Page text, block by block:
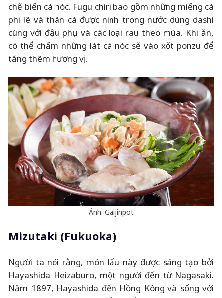
chế biến cá nóc. Fugu chiri bao gồm những miếng cá
phi lê và thân cá được ninh trong nước dùng dashi
cùng với đậu phụ và các loại rau theo mùa. Khi ăn,
có thể chấm những lát cá nóc sẽ vào xốt ponzu để
tăng thêm hương vị.
Ảnh: Gaijinpot
Mizutaki (Fukuoka)
Người ta nói rằng, món lẩu này được sáng tạo bởi
Hayashida Heizaburo, một người đến từ Nagasaki.
Năm 1897, Hayashida đến Hồng Kông và sống với